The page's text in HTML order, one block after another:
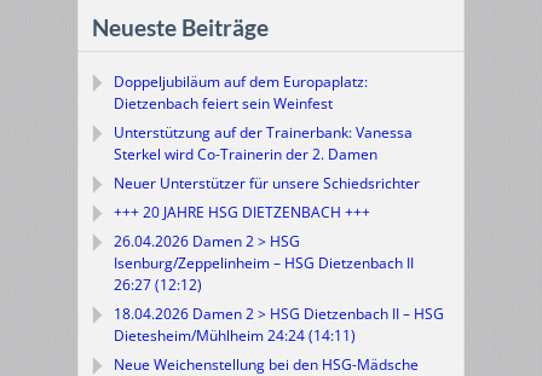
Neueste Beiträge
Doppeljubiläum auf dem Europaplatz:
Dietzenbach feiert sein Weinfest
Unterstützung auf der Trainerbank: Vanessa
Sterkel wird Co-Trainerin der 2. Damen
Neuer Unterstützer für unsere Schiedsrichter
+++ 20 JAHRE HSG DIETZENBACH +++
26.04.2026 Damen 2 > HSG
Isenburg/Zeppelinheim – HSG Dietzenbach II
26:27 (12:12)
18.04.2026 Damen 2 > HSG Dietzenbach II – HSG
Dietesheim/Mühlheim 24:24 (14:11)
Neue Weichenstellung bei den HSG-Mädsche